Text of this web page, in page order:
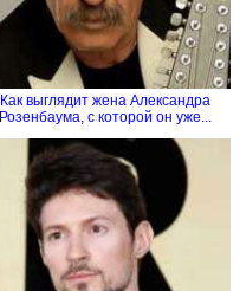
Как выглядит жена Александра
Розенбаума, с которой он уже...